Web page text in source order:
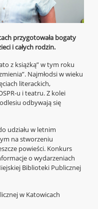
przygotowała bogaty
i całych rodzin.
z książką” w tym roku
Najmłodsi w wieku
literackich,
u i teatru. Z kolei
odbywają się
udziału w letnim
na stworzeniu
powieści. Konkurs
o wydarzeniach
Biblioteki Publicznej
w Katowicach